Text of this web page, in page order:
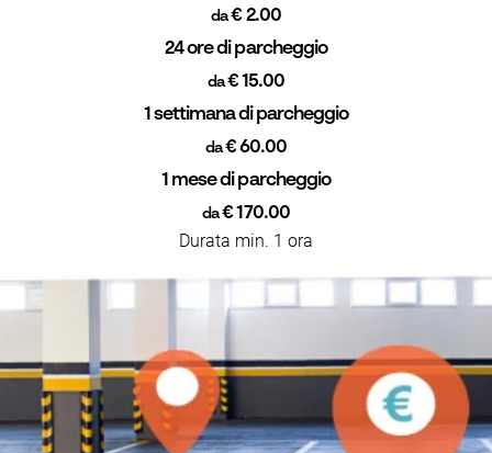
da€ 2.00
24 ore di parcheggio
da€ 15.00
1 settimana di parcheggio
da€ 60.00
1 mese di parcheggio
da€ 170.00
Durata min. 1 ora